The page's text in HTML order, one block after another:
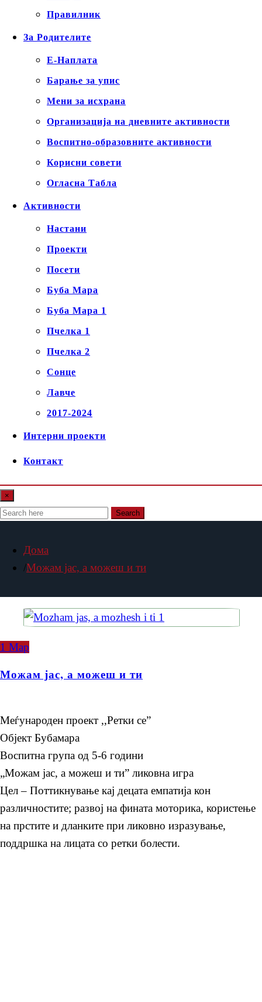
Правилник
За Родителите
Е-Наплата
Барање за упис
Мени за исхрана
Организација на дневните активности
Воспитно-образовните активности
Корисни совети
Огласна Табла
Активности
Настани
Проекти
Посети
Буба Мара
Буба Мара 1
Пчелка 1
Пчелка 2
Сонце
Лавче
2017-2024
Интерни проекти
Контакт
×
Search
Дома
Можам јас, а можеш и ти
1 Мар
Можам јас, а можеш и ти
Меѓународен проект ,,Ретки се”
Објект Бубамара
Воспитна група од 5-6 години
„Можам јас, а можеш и ти” ликовна игра
Цел – Поттикнување кај децата емпатија кон
различностите; развој на фината моторика, користење
на прстите и дланките при ликовно изразување,
поддршка на лицата со ретки болести.